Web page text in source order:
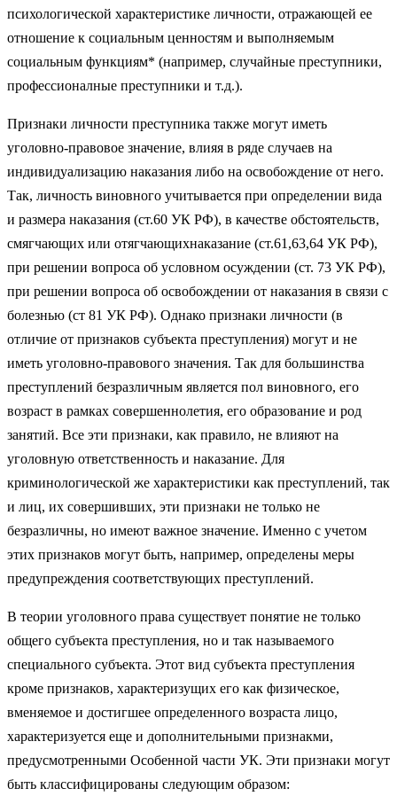
психологической характеристике личности, отражающей ее
отношение к социальным ценностям и выполняемым
социальным функциям* (например, случайные преступники,
профессионалные преступники и т.д.).
Признаки личности преступника также могут иметь
уголовно-правовое значение, влияя в ряде случаев на
индивидуализацию наказания либо на освобождение от него.
Так, личность виновного учитывается при определении вида
и размера наказания (ст.60 УК РФ), в качестве обстоятельств,
смягчающих или отягчающихнаказание (ст.61,63,64 УК РФ),
при решении вопроса об условном осуждении (ст. 73 УК РФ),
при решении вопроса об освобождении от наказания в связи с
болезнью (ст 81 УК РФ). Однако признаки личности (в
отличие от признаков субъекта преступления) могут и не
иметь уголовно-правового значения. Так для большинства
преступлений безразличным является пол виновного, его
возраст в рамках совершеннолетия, его образование и род
занятий. Все эти признаки, как правило, не влияют на
уголовную ответственность и наказание. Для
криминологической же характеристики как преступлений, так
и лиц, их совершивших, эти признаки не только не
безразличны, но имеют важное значение. Именно с учетом
этих признаков могут быть, например, определены меры
предупреждения соответствующих преступлений.
В теории уголовного права существует понятие не только
общего субъекта преступления, но и так называемого
специального субъекта. Этот вид субъекта преступления
кроме признаков, характеризущих его как физическое,
вменяемое и достигшее определенного возраста лицо,
характеризуется еще и дополнительными признакми,
предусмотренными Особенной части УК. Эти признаки могут
быть классифицированы следующим образом: